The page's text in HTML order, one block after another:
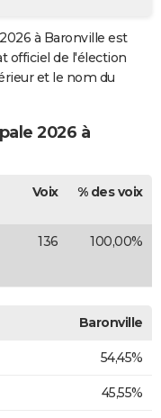
2026 à Baronville est
officiel de l'élection
et le nom du
2026 à
Voix % des voix
136 100,00%
Baronville
54,45%
45,55%